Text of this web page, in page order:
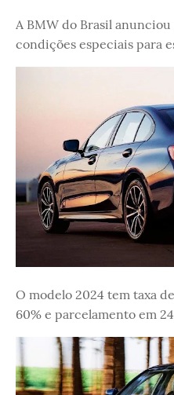
A BMW do Brasil anunciou
condições especiais para
O modelo 2024 tem taxa
60% e parcelamento em